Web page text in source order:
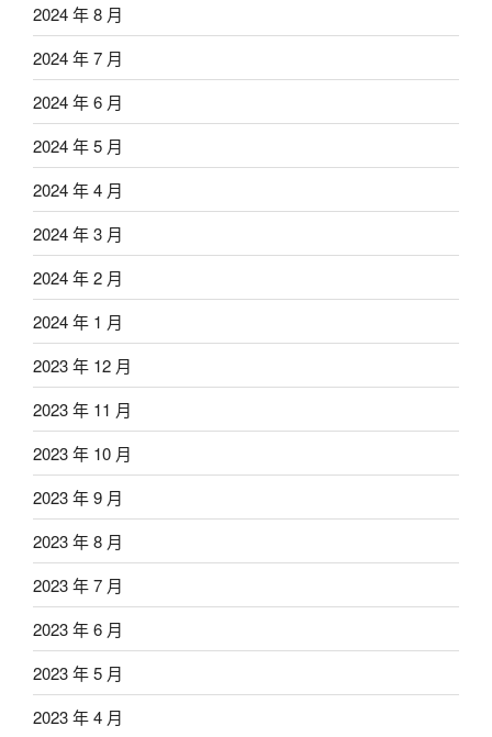
2024 年 8 月
2024 年 7 月
2024 年 6 月
2024 年 5 月
2024 年 4 月
2024 年 3 月
2024 年 2 月
2024 年 1 月
2023 年 12 月
2023 年 11 月
2023 年 10 月
2023 年 9 月
2023 年 8 月
2023 年 7 月
2023 年 6 月
2023 年 5 月
2023 年 4 月